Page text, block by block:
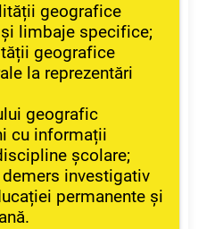
geografice
limbaje specifice;
geografice
la reprezentări
geografic
cu informații
școlare;
investigativ
permanente și